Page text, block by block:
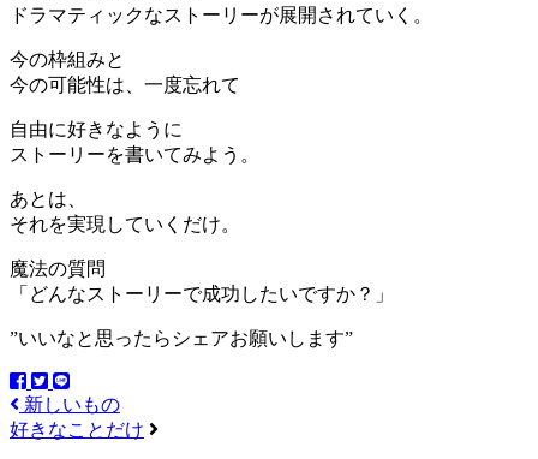
ドラマティックなストーリーが展開されていく。
今の枠組みと
今の可能性は、一度忘れて
自由に好きなように
ストーリーを書いてみよう。
あとは、
それを実現していくだけ。
魔法の質問
「どんなストーリーで成功したいですか？」
”いいなと思ったらシェアお願いします”
新しいもの
好きなことだけ